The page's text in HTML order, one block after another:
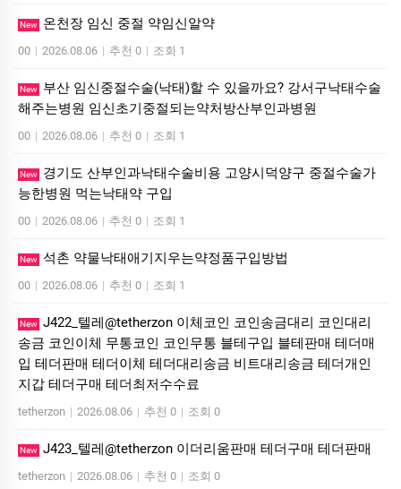
New 온천장 임신 중절 약임신알약
00 | 2026.08.06 | 추천 0 | 조회 1
New
부산 임신중절수술(낙태)할 수 있을까요? 강서구낙태수술
해주는병원 임신초기중절되는약처방산부인과병원
00 | 2026.08.06 | 추천 0 | 조회 1
New
경기도 산부인과낙태수술비용 고양시덕양구 중절수술가
능한병원 먹는낙­태약 구입
00 | 2026.08.06 | 추천 0 | 조회 1
New 석촌 약물낙태애기지우는약정품구입방법
00 | 2026.08.06 | 추천 0 | 조회 1
New J422_텔레@tetherzon 이체코인 코인송금대리 코인대리
송금 코인이체 무통코인 코인무통 블테구입 블테판매 테더매
입 테더판매 테더이체 테더대리송금 비트대리송금 테더개인
지갑 테더구매 테더최저수수료
tetherzon | 2026.08.06 | 추천 0 | 조회 0
New J423_텔레@tetherzon 이더리움판매 테더구매 테더판매
tetherzon | 2026.08.06 | 추천 0 | 조회 0